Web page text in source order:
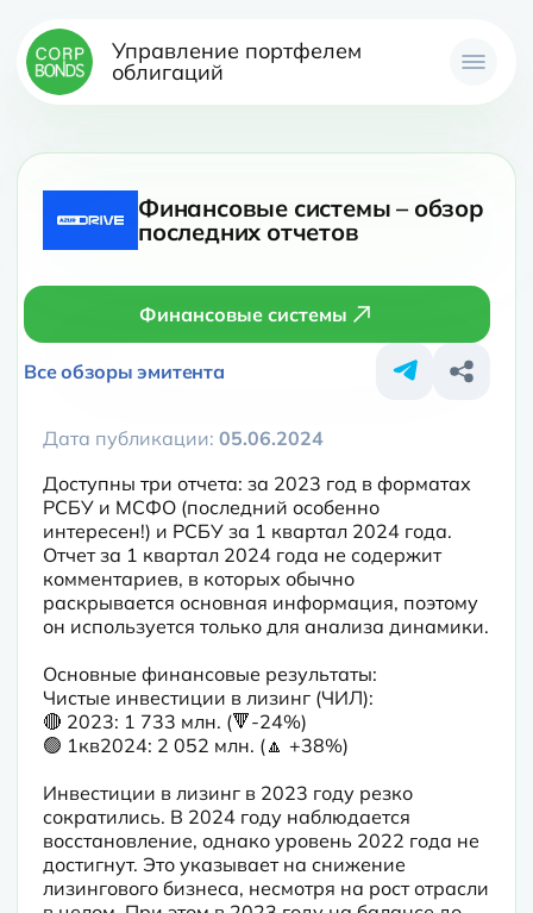
Управление портфелем
облигаций
Финансовые системы – обзор
последних отчетов
Финансовые системы
Все обзоры эмитента
Дата публикации: 05.06.2024
Доступны три отчета: за 2023 год в форматах
РСБУ и МСФО (последний особенно
интересен!) и РСБУ за 1 квартал 2024 года.
Отчет за 1 квартал 2024 года не содержит
комментариев, в которых обычно
раскрывается основная информация, поэтому
он используется только для анализа динамики.
Основные финансовые результаты:
Чистые инвестиции в лизинг (ЧИЛ):
🔴 2023: 1 733 млн. (🔻-24%)
🟢 1кв2024: 2 052 млн. (🔼 +38%)
Инвестиции в лизинг в 2023 году резко
сократились. В 2024 году наблюдается
восстановление, однако уровень 2022 года не
достигнут. Это указывает на снижение
лизингового бизнеса, несмотря на рост отрасли